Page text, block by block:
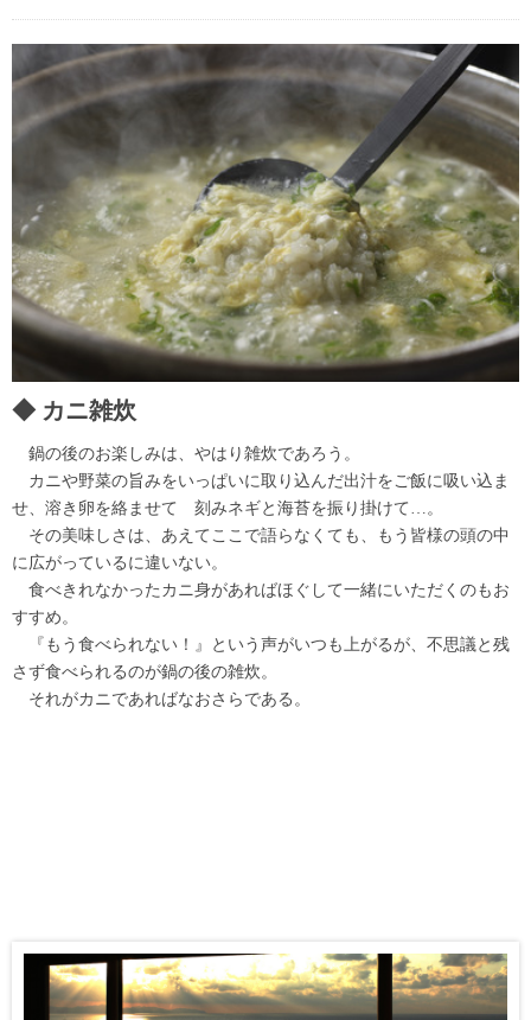
カニ雑炊
鍋の後のお楽しみは、やはり雑炊であろう。
カニや野菜の旨みをいっぱいに取り込んだ出汁をご飯に吸い込ま
せ、溶き卵を絡ませて 刻みネギと海苔を振り掛けて…。
その美味しさは、あえてここで語らなくても、もう皆様の頭の中
に広がっているに違いない。
食べきれなかったカニ身があればほぐして一緒にいただくのもお
すすめ。
『もう食べられない！』という声がいつも上がるが、不思議と残
さず食べられるのが鍋の後の雑炊。
それがカニであればなおさらである。